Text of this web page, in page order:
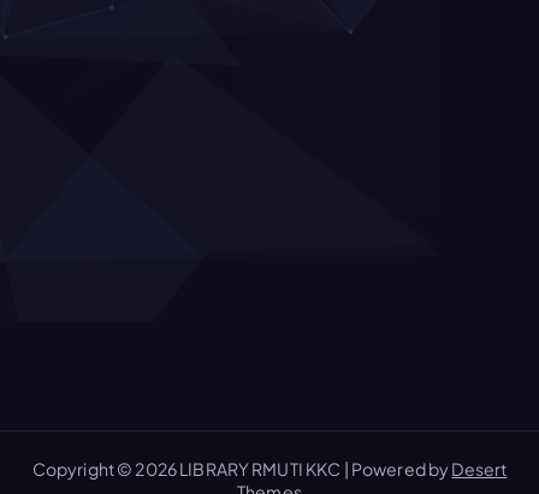
Copyright © 2026 LIBRARY RMUTI KKC | Powered byDesert